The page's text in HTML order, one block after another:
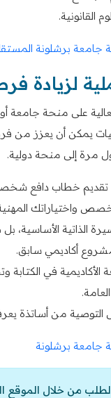
القانونية.
جامعة برشلونة
لزيادة
على منحة جامعة
يمكن أن يعزز من
مرة إلى منحة دولية.
خطاب دافع
واختياراتك
الذاتية الأساسية،
أكاديمي سابق.
الأكاديمية في الكتابة
التوصية من أساتذة
جامعة برشلونة
من خلال الموقع